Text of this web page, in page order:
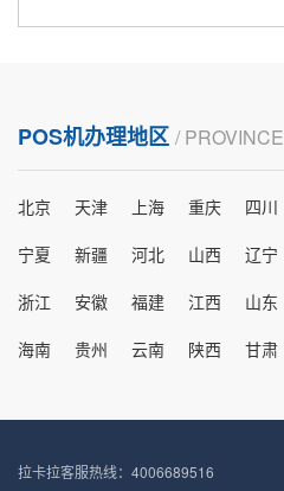
POS机办理地区 / PROVINCE
北京 天津 上海 重庆 四川
宁夏
新疆 河北 山西 辽宁
浙江
安徽 福建 江西 山东
海南
贵州 云南 陕西 甘肃
拉卡拉客服热线：4006689516